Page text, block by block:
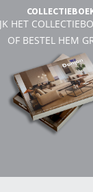
HET
OF BESTEL HEM